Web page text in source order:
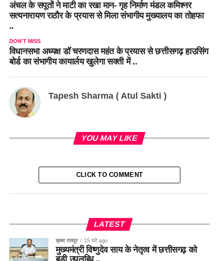
अंचल के सपूतों ने माटी का रखा मान- गृह निर्माण मंडल कमिश्नर
सत्यनारायण राठौर के प्रयास से मिला संभागीय मुख्यालय का तोहफा
..
DON'T MISS
विधानसभा अध्यक्ष डॉ चरणदास महंत के प्रयास से छत्तीसगढ़ हाउसिंग
बोर्ड का संभागीय कायार्लय खुलेगा सक्ती में ..
Tapesh Sharma ( Atul Sakti )
YOU MAY LIKE
CLICK TO COMMENT
LATEST
ख़बर रायपुर 15 घंटे ago
मुख्यमंत्री विष्णुदेव साय के नेतृत्व में छत्तीसगढ़ को